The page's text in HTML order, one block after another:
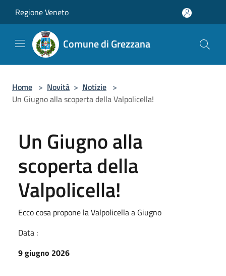
Regione Veneto
Comune di Grezzana
Home > Novità > Notizie >
Un Giugno alla scoperta della Valpolicella!
Un Giugno alla
scoperta della
Valpolicella!
Ecco cosa propone la Valpolicella a Giugno
Data :
9 giugno 2026